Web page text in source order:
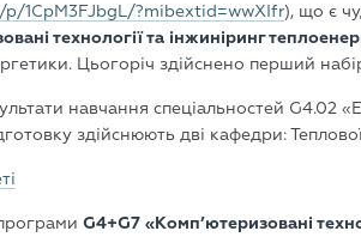
1CpM3FJbgL/?mibextid=wwXIfr), що є
технології та інжиніринг
Цьогоріч здійснено перший
навчання спеціальностей G4.02
здійснюють дві кафедри:
G4+G7 «Комп’ютеризовані